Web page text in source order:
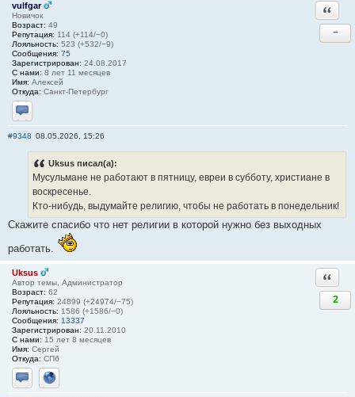
vulfgar
Новичок
Возраст: 49
Репутация: 114 (+114/−0)
Лояльность: 523 (+532/−9)
Сообщения: 75
Зарегистрирован: 24.08.2017
С нами: 8 лет 11 месяцев
Имя: Алексей
Откуда: Санкт-Петербург
Отправить личное сообщение
−
#9348 08.05.2026, 15:26
Uksus писал(а):
Мусульмане не работают в пятницу, евреи в субботу, христиане в
воскресенье.
Кто-нибудь, выдумайте религию, чтобы не работать в понедельник!
Скажите спасибо что нет религии в которой нужно без выходных
работать.
Uksus
Автор темы, Администратор
Возраст: 62
Репутация: 24899 (+24974/−75)
Лояльность: 1586 (+1586/−0)
Сообщения: 13337
Зарегистрирован: 20.11.2010
С нами: 15 лет 8 месяцев
Имя: Сергей
Откуда: СПб
Отправить личное сообщение
Сайт
2